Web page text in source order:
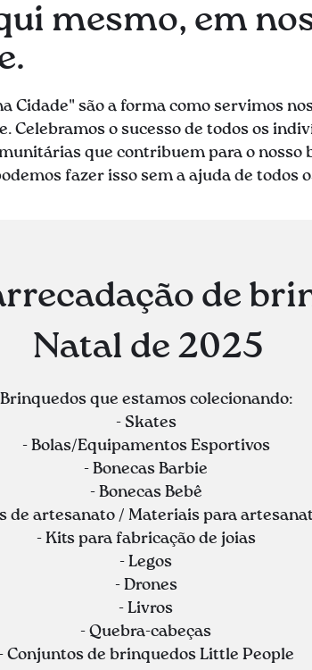
mesmo, em
Cidade" são a forma como servimos
Celebramos o sucesso de todos os
que contribuem para o nosso
fazer isso sem a ajuda de todos
de
Natal de 2025
Brinquedos que estamos colecionando:
- Skates
- Bolas/Equipamentos Esportivos
- Bonecas Barbie
- Bonecas Bebê
de artesanato / Materiais para
- Kits para fabricação de joias
- Legos
- Drones
- Livros
- Quebra-cabeças
Conjuntos de brinquedos Little People